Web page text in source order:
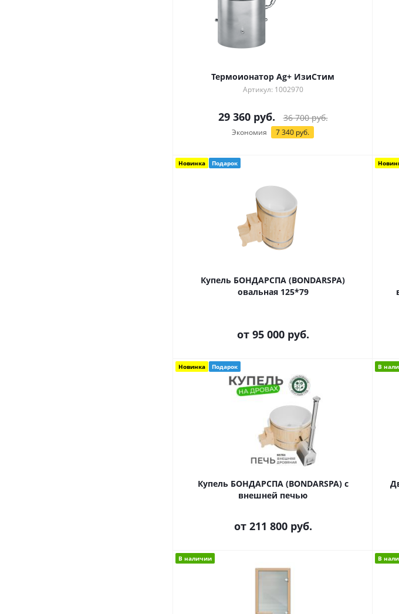
Термоионатор Ag+ ИзиСтим
Артикул: 1002970
29 360руб. 36 700руб.
Экономия 7 340 руб.
Новинка Подарок
Купель БОНДАРСПА (BONDARSPA)
овальная 125*79
от 95 000 руб.
Новинка Подарок
Купель БОНДАРСПА (BONDARSPA) с
внешней печью
от 211 800 руб.
В
В наличии В